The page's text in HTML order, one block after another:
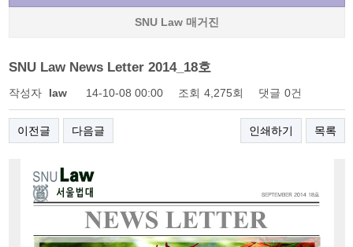
SNU Law 매거진
SNU Law News Letter 2014_18호
작성자 law 14-10-08 00:00 조회 4,275회 댓글 0건
이전글 다음글 인쇄하기 목록